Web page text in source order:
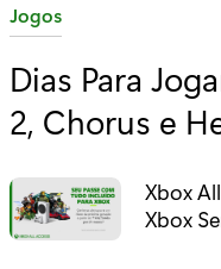
C
t
e
g
o
r
i
Jogos
Dias Para
2, Chorus e
Xbox
Xbox